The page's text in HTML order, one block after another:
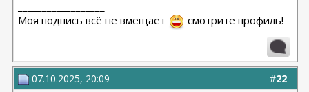
Моя подпись всё не вмещает
смотрите профиль!
#22
07.10.2025, 20:09